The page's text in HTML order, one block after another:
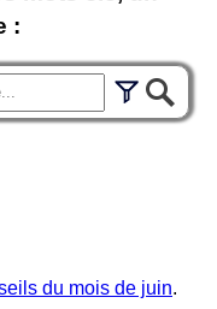
:
du mois de juin.